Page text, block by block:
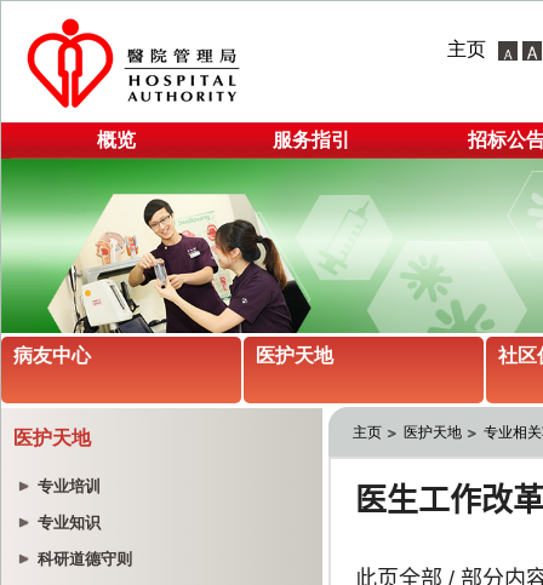
主页
概览 服务指引 招标公
病友中心 医护天地 社区
医护天地
专业培训
专业知识
科研道德守则
主页 医护天地 专业相